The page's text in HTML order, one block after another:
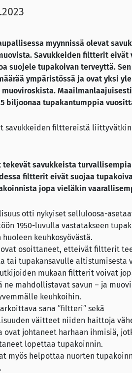
myynnissä olevat
Savukkeiden filtterit eivät
suojele tupakoivan terveyttä.
ympäristössä ja ovat yksi
biljoonaa tupakantumppia
savukkeiden filttereistä
tekevät savukkeista
filtterit eivät suojaa
jopa vieläkin
otti nykyiset selluloosa-
1950-luvulla vastatakseen
keuhkosyövästä.
ovat osoittaneet, etteivät filtterit
tai tupakansavulle altistumisesta
mukaan filtterit voivat
ne mahdollistavat savun – ja
keuhkoihin.
sana ”filtteri” sekä
väitteet niiden haittoja
ovat johtaneet harhaan ihmisiä,
lopettaa tupakoinnin.
myös helpottaa nuorten